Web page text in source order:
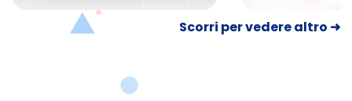
Scorri per vedere altro ➜